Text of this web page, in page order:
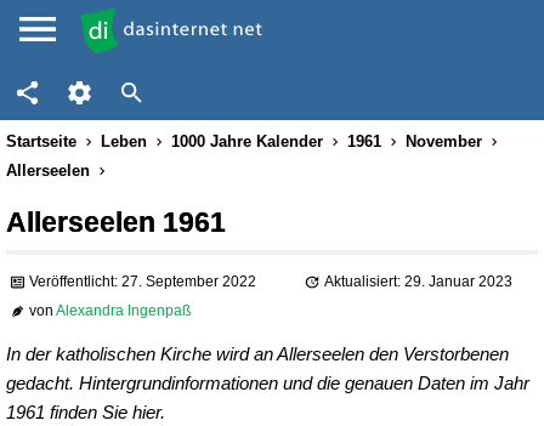
Startseite Leben 1000 Jahre Kalender 1961
November
Allerseelen
Allerseelen 1961
Veröffentlicht: 27. September 2022
Aktualisiert: 29. Januar 2023
vonAlexandra Ingenpaß
In der katholischen Kirche wird an Allerseelen den Verstorbenen
gedacht. Hintergrundinformationen und die genauen Daten im Jahr
1961 finden Sie hier.